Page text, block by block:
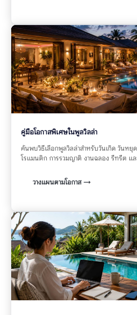
คู่มือโอกาสพิเศษในพูลวิลล่า
ค้นพบวิธีเลือกพูลวิลล่าสำหรับวันเกิด วันหยุ
โรแมนติก การรวมญาติ งานฉลอง รีทรีต แ
วางแผนตามโอกาส →